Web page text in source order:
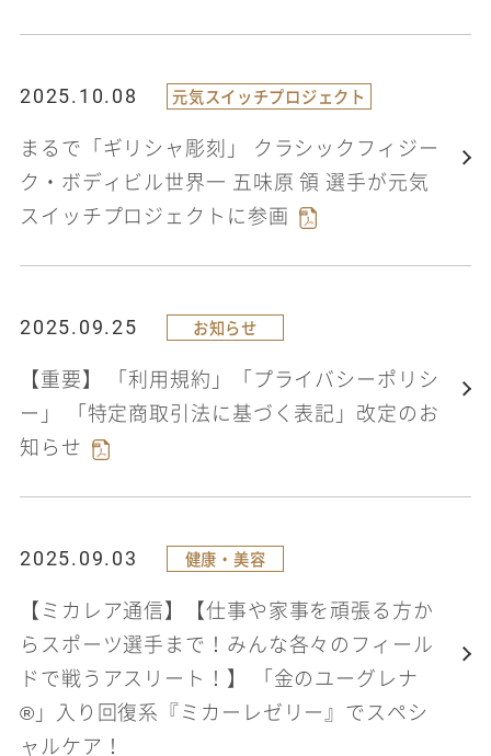
2025.10.08 元気スイッチプロジェクト
まるで「ギリシャ彫刻」 クラシックフィジー
ク・ボディビル世界一 五味原 領 選手が元気
スイッチプロジェクトに参画
2025.09.25 お知らせ
【重要】 「利用規約」「プライバシーポリシ
ー」 「特定商取引法に基づく表記」改定のお
知らせ
2025.09.03 健康・美容
【ミカレア通信】【仕事や家事を頑張る方か
らスポーツ選手まで！みんな各々のフィール
ドで戦うアスリート！】 「金のユーグレナ
®」入り回復系『ミカーレゼリー』でスペシ
ャルケア！